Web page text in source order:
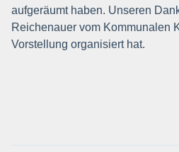
aufgeräumt haben. Unseren
Reichenauer vom Kommunalen
Vorstellung organisiert hat.